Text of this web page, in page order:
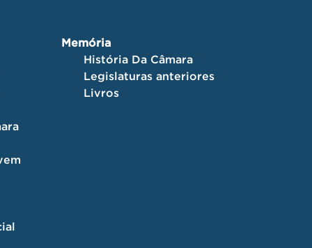
Memória
História Da Câmara
Legislaturas anteriores
Livros